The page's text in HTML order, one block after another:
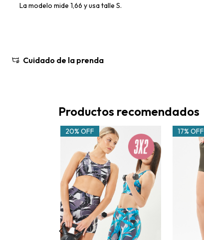
La modelo mide 1,66 y usa talle S.
Cuidado de la prenda
Productos recomendados
20% OFF 17% OFF